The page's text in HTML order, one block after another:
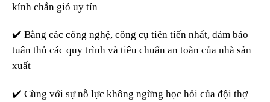
kính chắn gió uy tín
✔️ Bằng các công nghệ, công cụ tiên tiến nhất, đảm bảo
tuân thủ các quy trình và tiêu chuẩn an toàn của nhà sản
xuất
✔️ Cùng với sự nỗ lực không ngừng học hỏi của đội thợ